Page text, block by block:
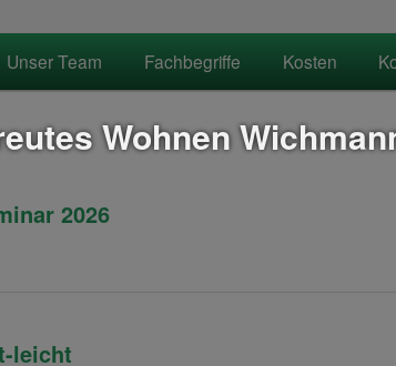
Wohnen
Unser Team Fachbegriffe Kosten
2026
leicht